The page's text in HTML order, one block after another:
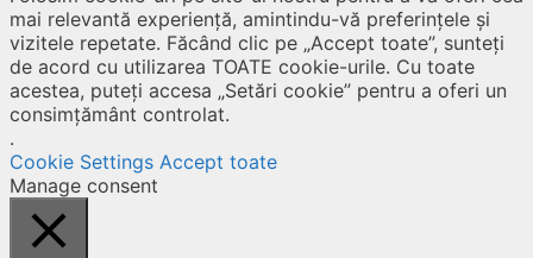
mai relevantă experiență, amintindu-vă preferințele și
vizitele repetate. Făcând clic pe „Accept toate”, sunteți
de acord cu utilizarea TOATE cookie-urile. Cu toate
acestea, puteți accesa „Setări cookie” pentru a oferi un
consimțământ controlat.
.
Cookie Settings Accept toate
Manage consent